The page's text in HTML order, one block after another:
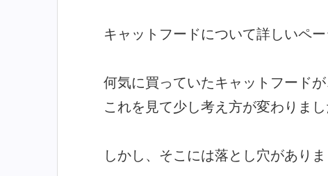
キャットフードについて詳しいペー
何気に買っていたキャットフード
これを見て少し考え方が変わりまし
しかし、そこには落とし穴がありま